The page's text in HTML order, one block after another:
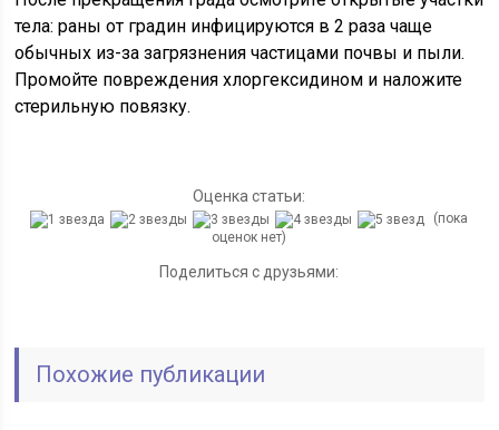
тела: раны от градин инфицируются в 2 раза чаще
обычных из-за загрязнения частицами почвы и пыли.
Промойте повреждения хлоргексидином и наложите
стерильную повязку.
Оценка статьи:
(пока
оценок нет)
Поделиться с друзьями:
Похожие публикации